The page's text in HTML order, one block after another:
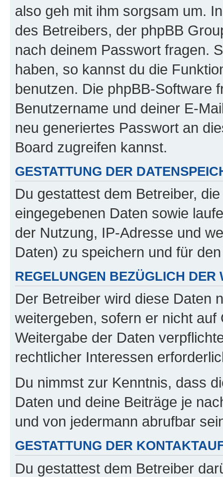
also geh mit ihm sorgsam um.
des Betreibers, der phpBB
nach deinem Passwort fragen.
haben, so kannst du die
benutzen. Die phpBB-Software
Benutzername und deiner E-
neu generiertes Passwort an
Board zugreifen kannst.
GESTATTUNG DER
Du gestattest dem Betreiber,
eingegebenen Daten sowie
der Nutzung, IP-Adresse und
Daten) zu speichern und für
REGELUNGEN BEZÜGLICH DER
Der Betreiber wird diese Daten
weitergeben, sofern er nicht
Weitergabe der Daten
rechtlicher Interessen
Du nimmst zur Kenntnis, dass
Daten und deine Beiträge je
und von jedermann abrufbar
GESTATTUNG DER
Du gestattest dem Betreiber